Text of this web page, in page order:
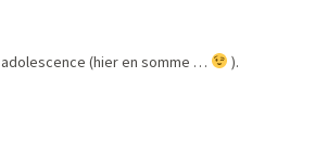
(hier en somme … ).